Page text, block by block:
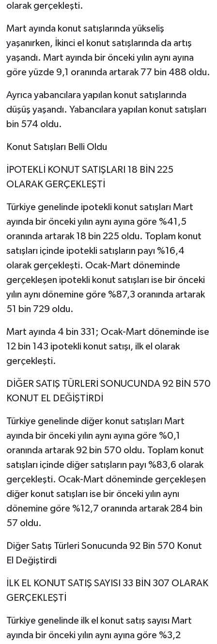
olarak gerçekleşti.
Mart ayında konut satışlarında yükseliş
yaşanırken, İkinci el konut satışlarında da artış
yaşandı. Mart ayında bir önceki yılın aynı ayına
göre yüzde 9,1 oranında artarak 77 bin 488 oldu.
Ayrıca yabancılara yapılan konut satışlarında
düşüş yaşandı. Yabancılara yapılan konut satışları
bin 574 oldu.
Konut Satışları Belli Oldu
İPOTEKLİ KONUT SATIŞLARI 18 BİN 225
OLARAK GERÇEKLEŞTİ
Türkiye genelinde ipotekli konut satışları Mart
ayında bir önceki yılın aynı ayına göre %41,5
oranında artarak 18 bin 225 oldu. Toplam konut
satışları içinde ipotekli satışların payı %16,4
olarak gerçekleşti. Ocak-Mart döneminde
gerçekleşen ipotekli konut satışları ise bir önceki
yılın aynı dönemine göre %87,3 oranında artarak
51 bin 729 oldu.
Mart ayında 4 bin 331; Ocak-Mart döneminde ise
12 bin 143 ipotekli konut satışı, ilk el olarak
gerçekleşti.
DİĞER SATIŞ TÜRLERİ SONUCUNDA 92 BİN 570
KONUT EL DEĞİŞTİRDİ
Türkiye genelinde diğer konut satışları Mart
ayında bir önceki yılın aynı ayına göre %0,1
oranında artarak 92 bin 570 oldu. Toplam konut
satışları içinde diğer satışların payı %83,6 olarak
gerçekleşti. Ocak-Mart döneminde gerçekleşen
diğer konut satışları ise bir önceki yılın aynı
dönemine göre %12,7 oranında artarak 284 bin
57 oldu.
Diğer Satış Türleri Sonucunda 92 Bin 570 Konut
El Değiştirdi
İLK EL KONUT SATIŞ SAYISI 33 BİN 307 OLARAK
GERÇEKLEŞTİ
Türkiye genelinde ilk el konut satış sayısı Mart
ayında bir önceki yılın aynı ayına göre %3,2